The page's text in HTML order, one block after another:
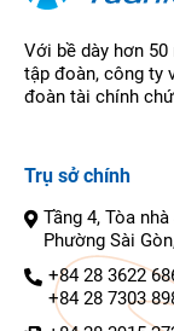
Với bề dày hơn
tập đoàn, công ty
đoàn tài chính
Trụ sở chính
Tầng 4, Tòa
Phường Sài
+84 28 3622
+84 28 7303